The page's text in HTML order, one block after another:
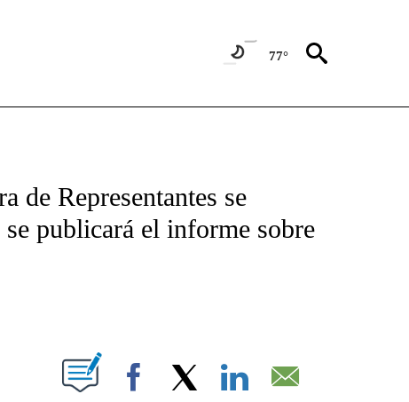
77°
ABOUT NEW PAGES ON "CNN - SPANISH".
de Representantes se
publicará el informe sobre
NEW PAGES ON "".
Facebook